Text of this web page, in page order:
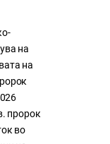
на
на
пророк
во